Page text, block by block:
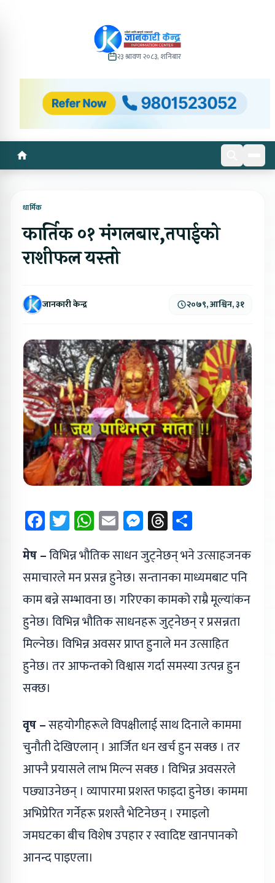
२३ श्रावण २०८३, शनिबार
धार्मिक
कार्तिक ०१ मंगलबार,तपाईको
राशीफल यस्तो
जानकारी केन्द्र २०७९, आश्विन, ३१
Facebook
Twitter
WhatsApp
EmailMessenger
Threads
मेष –विभिन्न भौतिक साधन जुट्नेछन् भने उत्साहजनक
समाचारले मन प्रसन्न हुनेछ। सन्तानका माध्यमबाट पनि
काम बन्ने सम्भावना छ। गरिएका कामको राम्रै मूल्यांकन
हुनेछ। विभिन्न भौतिक साधनहरू जुट्नेछन् र प्रसन्नता
मिल्नेछ। विभिन्न अवसर प्राप्त हुनाले मन उत्साहित
हुनेछ। तर आफन्तको विश्वास गर्दा समस्या उत्पन्न हुन
सक्छ।
वृष –सहयोगीहरूले विपक्षीलाई साथ दिनाले काममा
चुनौती देखिएलान् । आर्जित धन खर्च हुन सक्छ । तर
आफ्नै प्रयासले लाभ मिल्न सक्छ । विभिन्न अवसरले
पछ्याउनेछन् । व्यापारमा प्रशस्त फाइदा हुनेछ। काममा
अभिप्रेरित गर्नेहरू प्रशस्तै भेटिनेछन् । रमाइलो
जमघटका बीच विशेष उपहार र स्वादिष्ट खानपानको
आनन्द पाइएला।